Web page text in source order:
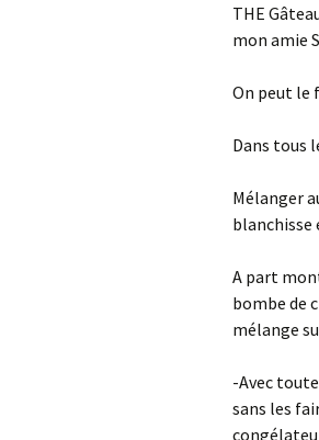
THE
mon amie
On peut le
Dans tous
Mélanger
blanchisse
A part
bombe de
mélange
-Avec
sans les